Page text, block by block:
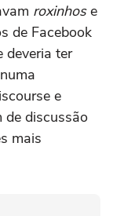
roxinhose
de Facebook
deveria ter
e
de discussão
mais